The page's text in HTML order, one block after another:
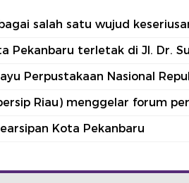
salah satu wujud
Pekanbaru terletak di Jl. Dr.
Perpustakaan Nasional
Riau) menggelar forum
Kota Pekanbaru